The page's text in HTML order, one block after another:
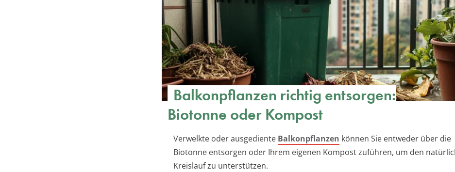
Balkonpflanzen richtig entsorgen:
Biotonne oder Kompost
Verwelkte oder ausgediente Balkonpflanzen können Sie entweder über die
Biotonne entsorgen oder Ihrem eigenen Kompost zuführen, um den
Kreislauf zu unterstützen.